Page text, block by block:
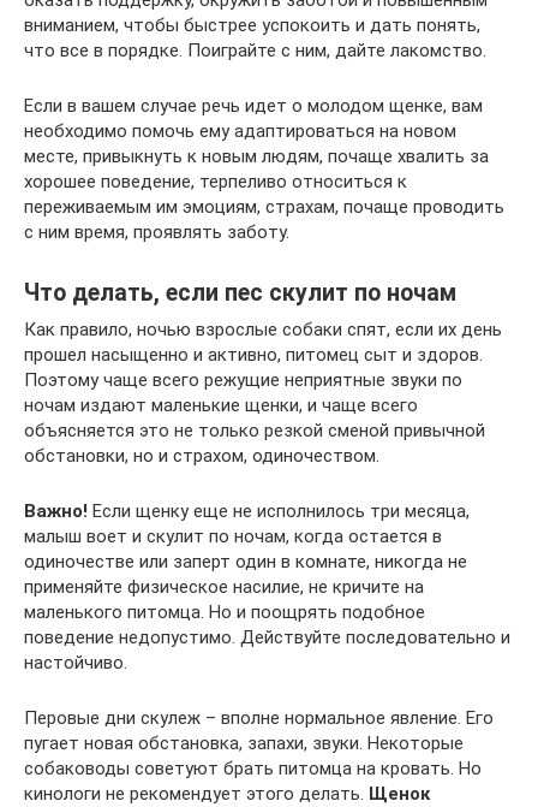
вниманием, чтобы быстрее успокоить и дать понять,
что все в порядке. Поиграйте с ним, дайте лакомство.
Если в вашем случае речь идет о молодом щенке, вам
необходимо помочь ему адаптироваться на новом
месте, привыкнуть к новым людям, почаще хвалить за
хорошее поведение, терпеливо относиться к
переживаемым им эмоциям, страхам, почаще проводить
с ним время, проявлять заботу.
Что делать, если пес скулит по ночам
Как правило, ночью взрослые собаки спят, если их день
прошел насыщенно и активно, питомец сыт и здоров.
Поэтому чаще всего режущие неприятные звуки по
ночам издают маленькие щенки, и чаще всего
объясняется это не только резкой сменой привычной
обстановки, но и страхом, одиночеством.
Важно! Если щенку еще не исполнилось три месяца,
малыш воет и скулит по ночам, когда остается в
одиночестве или заперт один в комнате, никогда не
применяйте физическое насилие, не кричите на
маленького питомца. Но и поощрять подобное
поведение недопустимо. Действуйте последовательно и
настойчиво.
Перовые дни скулеж – вполне нормальное явление. Его
пугает новая обстановка, запахи, звуки. Некоторые
собаководы советуют брать питомца на кровать. Но
кинологи не рекомендует этого делать. Щенок